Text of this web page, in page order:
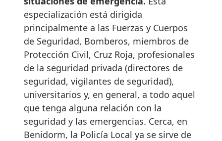
especialización está dirigida
principalmente a las Fuerzas y Cuerpos
de Seguridad, Bomberos, miembros de
Protección Civil, Cruz Roja, profesionales
de la seguridad privada (directores de
seguridad, vigilantes de seguridad),
universitarios y, en general, a todo aquel
que tenga alguna relación con la
seguridad y las emergencias. Cerca, en
Benidorm, la Policía Local ya se sirve de